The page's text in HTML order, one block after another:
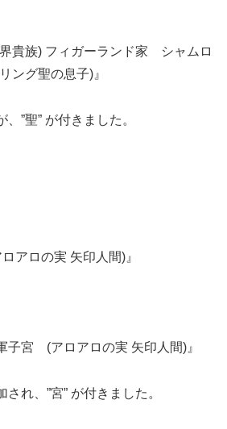
界貴族) フィガーランド家 シャムロ
ング聖の息子)』
”聖” が付きました。
アロの実 矢印人間)』
子宮 (アロアロの実 矢印人間)』
れ、”宮” が付きました。